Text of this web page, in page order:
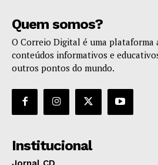
Quem somos?
O Correio Digital é uma plataforma
conteúdos informativos e
outros pontos do mundo.
Institucional